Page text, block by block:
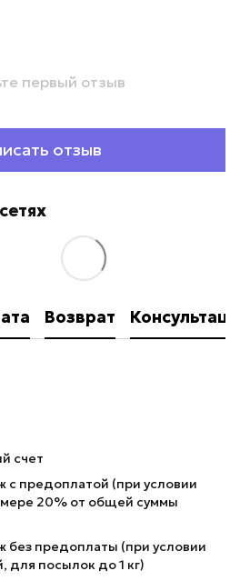
первый отзыв
отзыв
Возврат
счет
предоплатой (при условии
20% от общей суммы
предоплаты (при условии
для посылок до 1 кг)